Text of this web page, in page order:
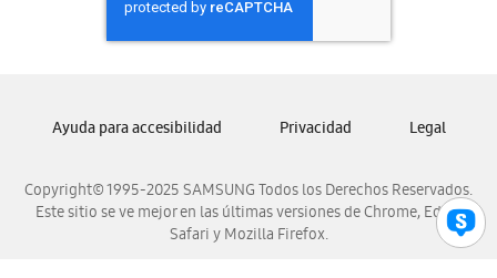
Samsung Nicaragua
Samsung Panamá
Samsung Venezuela
Copyright© 1995-2025 SAMSUNG Todos los Derechos Reservados.
Este sitio se ve mejor en las últimas versiones de Chrome, Edge,
Safari y Mozilla Firefox.
Ayuda para accesibilidad Privacidad Legal